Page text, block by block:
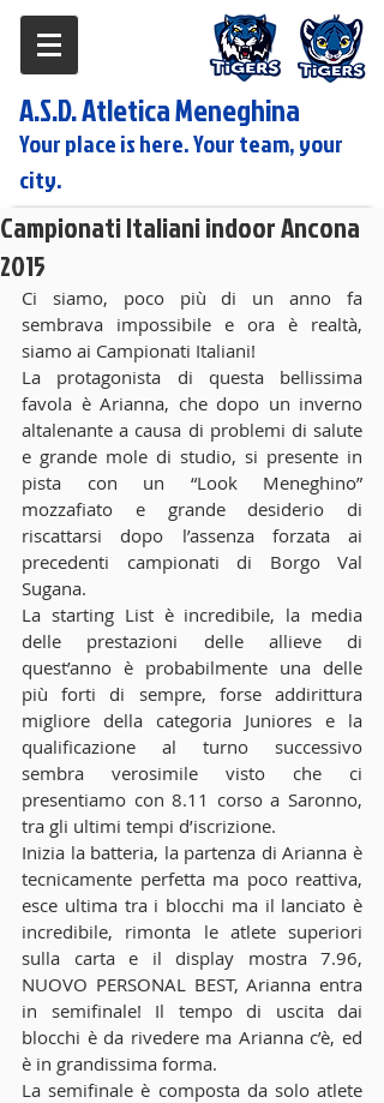
A.S.D. Atletica Meneghina
Your place is here. Your team, your
city.
Campionati Italiani indoor Ancona
2015
Ci siamo, poco più di un anno fa
sembrava impossibile e ora è realtà,
siamo ai Campionati Italiani!
La protagonista di questa bellissima
favola è Arianna, che dopo un inverno
altalenante a causa di problemi di salute
e grande mole di studio, si presente in
pista con un “Look Meneghino”
mozzafiato e grande desiderio di
riscattarsi dopo l’assenza forzata ai
precedenti campionati di Borgo Val
Sugana.
La starting List è incredibile, la media
delle prestazioni delle allieve di
quest’anno è probabilmente una delle
più forti di sempre, forse addirittura
migliore della categoria Juniores e la
qualificazione al turno successivo
sembra verosimile visto che ci
presentiamo con 8.11 corso a Saronno,
tra gli ultimi tempi d’iscrizione.
Inizia la batteria, la partenza di Arianna è
tecnicamente perfetta ma poco reattiva,
esce ultima tra i blocchi ma il lanciato è
incredibile, rimonta le atlete superiori
sulla carta e il display mostra 7.96,
NUOVO PERSONAL BEST, Arianna entra
in semifinale! Il tempo di uscita dai
blocchi è da rivedere ma Arianna c’è, ed
è in grandissima forma.
La semifinale è composta da solo atlete